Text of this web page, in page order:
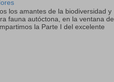
los amantes de la biodiversidad y
fauna autóctona, en la ventana de
la Parte I del excelente